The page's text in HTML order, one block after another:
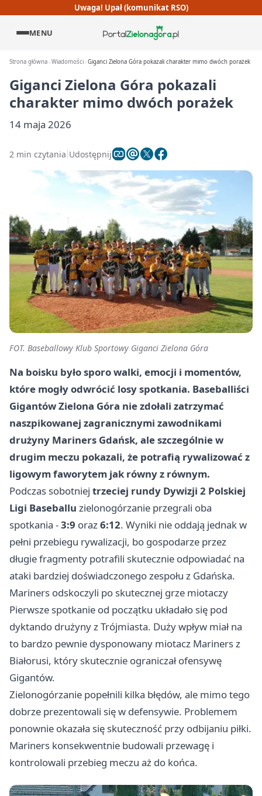
Uwaga! Upał (komunikat RSO)
MENU
Strona główna Wiadomości Giganci Zielona Góra pokazali charakter mimo dwóch porażek
Giganci Zielona Góra pokazali
charakter mimo dwóch porażek
14 maja 2026
2 min czytania Udostępnij
FOT. Baseballowy Klub Sportowy Giganci Zielona Góra
Na boisku było sporo walki, emocji i momentów,
które mogły odwrócić losy spotkania. Baseballiści
Gigantów Zielona Góra nie zdołali zatrzymać
naszpikowanej zagranicznymi zawodnikami
drużyny Mariners Gdańsk, ale szczególnie w
drugim meczu pokazali, że potrafią rywalizować z
ligowym faworytem jak równy z równym.
Podczas sobotniej trzeciej rundy Dywizji 2 Polskiej
Ligi Baseballu zielonogórzanie przegrali oba
spotkania -3:9 oraz6:12. Wyniki nie oddają jednak w
pełni przebiegu rywalizacji, bo gospodarze przez
długie fragmenty potrafili skutecznie odpowiadać na
ataki bardziej doświadczonego zespołu z Gdańska.
Mariners odskoczyli po skutecznej grze miotaczy
Pierwsze spotkanie od początku układało się pod
dyktando drużyny z Trójmiasta. Duży wpływ miał na
to bardzo pewnie dysponowany miotacz Mariners z
Białorusi, który skutecznie ograniczał ofensywę
Gigantów.
Zielonogórzanie popełnili kilka błędów, ale mimo tego
dobrze prezentowali się w defensywie. Problemem
ponownie okazała się skuteczność przy odbijaniu piłki.
Mariners konsekwentnie budowali przewagę i
kontrolowali przebieg meczu aż do końca.